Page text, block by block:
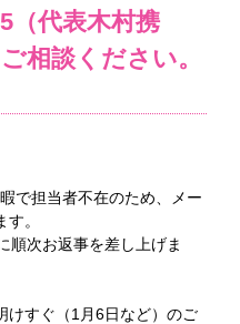
（代表木村携
相談ください。
で担当者不在のため、メー
。
順次お返事を差し上げま
けすぐ（1月6日など）のご